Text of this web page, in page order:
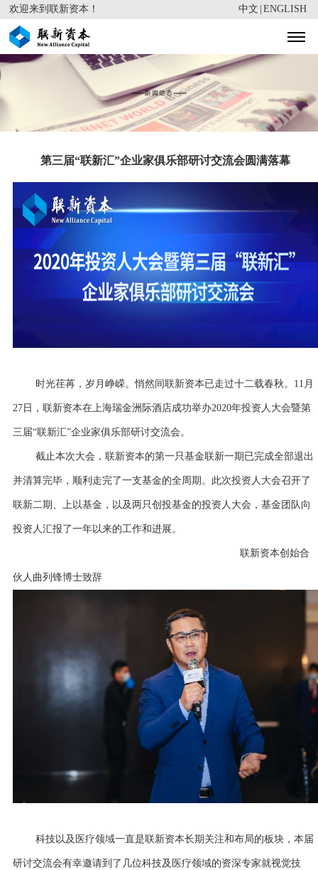
欢迎来到联新资本！ 中文 ENGLISH
第三届“联新汇”企业家俱乐部研讨交流会圆满落幕
时光荏苒，岁月峥嵘。悄然间联新资本已走过十二载春秋。11月
27日，联新资本在上海瑞金洲际酒店成功举办2020年投资人大会暨第
三届“联新汇”企业家俱乐部研讨交流会。
截止本次大会，联新资本的第一只基金联新一期已完成全部退出
并清算完毕，顺利走完了一支基金的全周期。此次投资人大会召开了
联新二期、上以基金，以及两只创投基金的投资人大会，基金团队向
投资人汇报了一年以来的工作和进展。
联新资本创始合
伙人曲列锋博士致辞
科技以及医疗领域一直是联新资本长期关注和布局的板块，本届
研讨交流会有幸邀请到了几位科技及医疗领域的资深专家就视觉技